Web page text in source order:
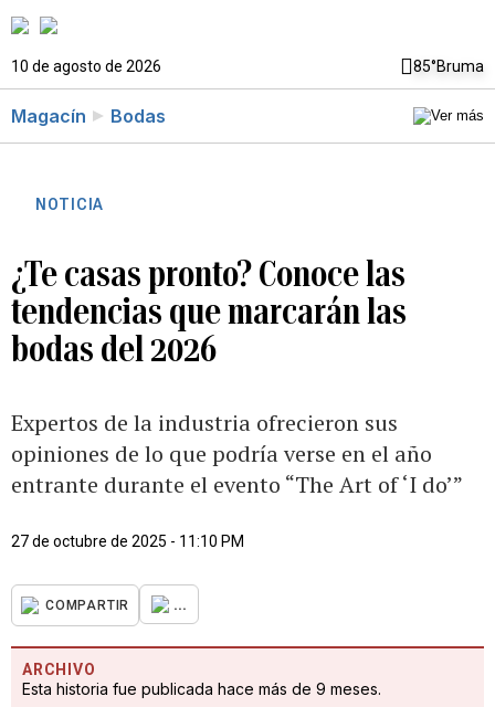
10 de agosto de 2026 85°Bruma
Magacín Bodas
NOTICIA
¿Te casas pronto? Conoce las
tendencias que marcarán las
bodas del 2026
Expertos de la industria ofrecieron sus
opiniones de lo que podría verse en el año
entrante durante el evento “The Art of ‘I do’”
27 de octubre de 2025 - 11:10 PM
COMPARTIR ...
ARCHIVO
Esta historia fue publicada hace más de 9 meses.